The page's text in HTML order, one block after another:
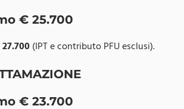
€ 25.700
(IPT e contributo PFU esclusi).
€ 23.700